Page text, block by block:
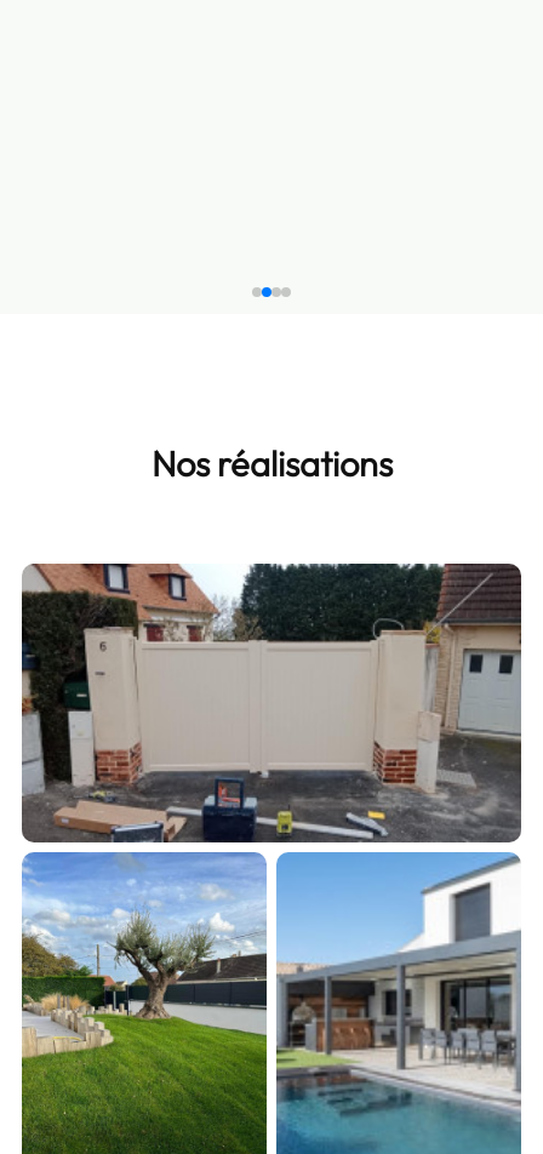
Nos réalisations